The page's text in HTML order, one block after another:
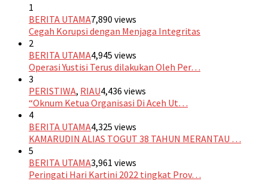
1
BERITA UTAMA7,890 views
Cegah Korupsi dengan Menjaga Integritas
2
BERITA UTAMA4,945 views
Operasi Yustisi Terus dilakukan Oleh Per…
3
PERISTIWA, RIAU4,436 views
“Oknum Ketua Organisasi Di Aceh Ut…
4
BERITA UTAMA4,325 views
KAMARUDIN ALIAS TOGUT 38 TAHUN MERANTAU …
5
BERITA UTAMA3,961 views
Peringati Hari Kartini 2022 tingkat Prov…